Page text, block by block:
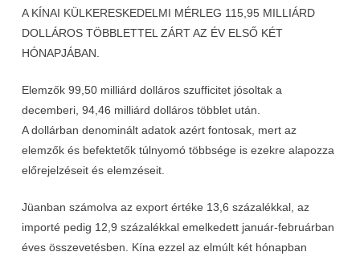
A KÍNAI KÜLKERESKEDELMI MÉRLEG 115,95 MILLIÁRD
DOLLÁROS TÖBBLETTEL ZÁRT AZ ÉV ELSŐ KÉT
HÓNAPJÁBAN.
Elemzők 99,50 milliárd dolláros szufficitet jósoltak a
decemberi, 94,46 milliárd dolláros többlet után.
A dollárban denominált adatok azért fontosak, mert az
elemzők és befektetők túlnyomó többsége is ezekre alapozza
előrejelzéseit és elemzéseit.
Jüanban számolva az export értéke 13,6 százalékkal, az
importé pedig 12,9 százalékkal emelkedett január-februárban
éves összevetésben. Kína ezzel az elmúlt két hónapban